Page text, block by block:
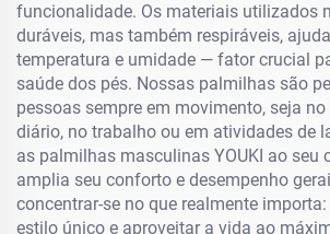
funcionalidade. Os materiais utilizados
duráveis, mas também respiráveis,
temperatura e umidade — fator crucial
saúde dos pés. Nossas palmilhas são
pessoas sempre em movimento, seja
diário, no trabalho ou em atividades de
as palmilhas masculinas YOUKI ao seu
amplia seu conforto e desempenho
concentrar-se no que realmente
estilo único e aproveitar a vida ao